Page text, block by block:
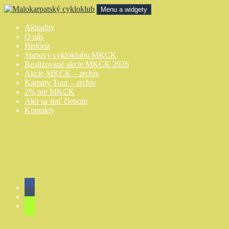
Preskočiť
obsah
Malokarpatský cykloklub
Menu a widgety
Aktuality
O nás
História
Stanovy cykloklubu MKCK
Realizované akcie MKCK 2026
Akcie MKCK – archív
Karpaty Tour – archiv
2% pre MKCK
Ako sa stať členom
Kontakty